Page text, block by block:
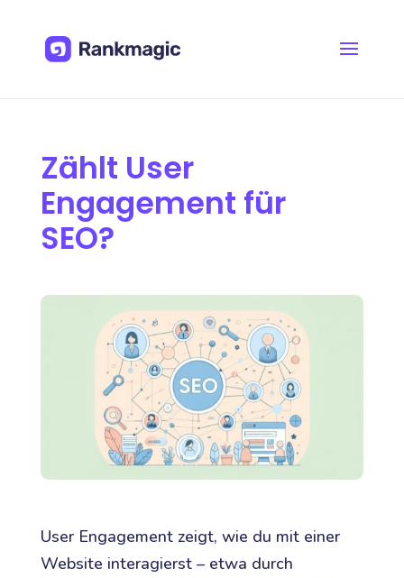
Zählt User
Engagement für
SEO?
User Engagement zeigt, wie du mit einer
Website interagierst – etwa durch